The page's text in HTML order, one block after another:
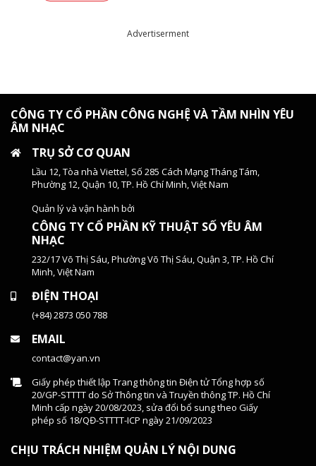
Advertiserment
CÔNG TY CỔ PHẦN CÔNG NGHỆ VÀ TẦM NHÌN YÊU
ÂM NHẠC
TRỤ SỞ CƠ QUAN
Lầu 12, Tòa nhà Viettel, Số 285 Cách Mạng Tháng Tám,
Phường 12, Quận 10, TP. Hồ Chí Minh, Việt Nam
Quản lý và vận hành bởi
CÔNG TY CỔ PHẦN KỸ THUẬT SỐ YÊU ÂM
NHẠC
232/17 Võ Thị Sáu, Phường Võ Thị Sáu, Quận 3, TP. Hồ Chí
Minh, Việt Nam
ĐIỆN THOẠI
(+84) 2873 050 788
EMAIL
contact@yan.vn
Giấy phép thiết lập Trang thông tin Điện tử Tổng hợp số
20/GP-STTTT do Sở Thông tin và Truyền thông TP. Hồ Chí
Minh cấp ngày 20/08/2023, sửa đổi bổ sung theo Giấy
phép số 18/QĐ-STTTT-ICP ngày 21/09/2023
CHỊU TRÁCH NHIỆM QUẢN LÝ NỘI DUNG